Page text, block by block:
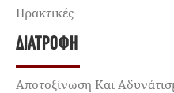
Πρακτικές
ΔΙΑΤΡΟΦΉ
Αποτοξίνωση Και